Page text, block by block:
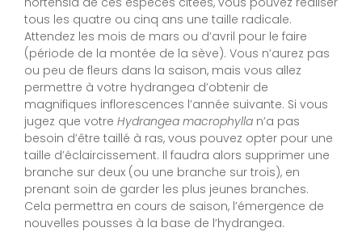
tous les quatre ou cinq ans une taille radicale.
Attendez les mois de mars ou d’avril pour le faire
(période de la montée de la sève). Vous n’aurez pas
ou peu de fleurs dans la saison, mais vous allez
permettre à votre hydrangea d’obtenir de
magnifiques inflorescences l’année suivante. Si vous
jugez que votre Hydrangea macrophylla n’a pas
besoin d’être taillé à ras, vous pouvez opter pour une
taille d’éclaircissement. Il faudra alors supprimer une
branche sur deux (ou une branche sur trois), en
prenant soin de garder les plus jeunes branches.
Cela permettra en cours de saison, l’émergence de
nouvelles pousses à la base de l’hydrangea.